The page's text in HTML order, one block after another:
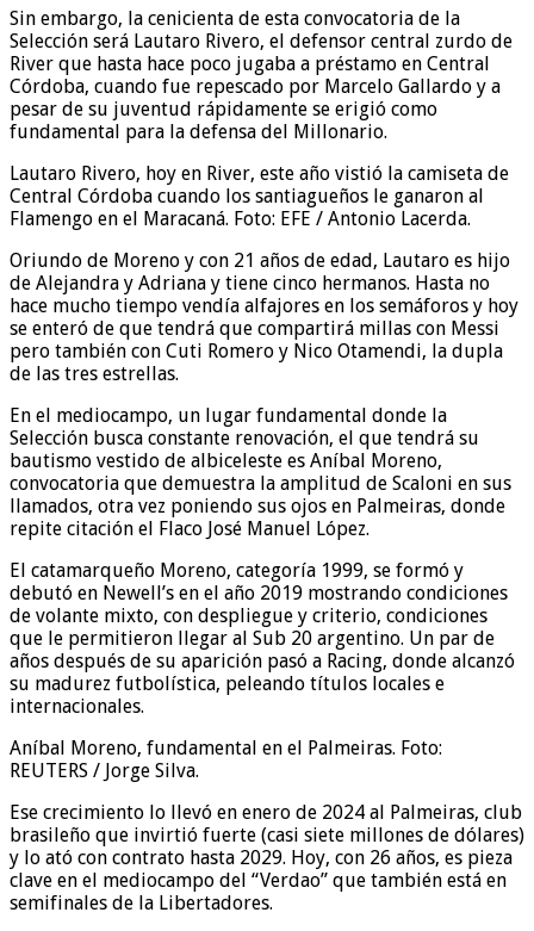
Sin embargo, la cenicienta de esta convocatoria de la
Selección será Lautaro Rivero, el defensor central zurdo de
River que hasta hace poco jugaba a préstamo en Central
Córdoba, cuando fue repescado por Marcelo Gallardo y a
pesar de su juventud rápidamente se erigió como
fundamental para la defensa del Millonario.
Lautaro Rivero, hoy en River, este año vistió la camiseta de
Central Córdoba cuando los santiagueños le ganaron al
Flamengo en el Maracaná. Foto: EFE / Antonio Lacerda.
Oriundo de Moreno y con 21 años de edad, Lautaro es hijo
de Alejandra y Adriana y tiene cinco hermanos. Hasta no
hace mucho tiempo vendía alfajores en los semáforos y hoy
se enteró de que tendrá que compartirá millas con Messi
pero también con Cuti Romero y Nico Otamendi, la dupla
de las tres estrellas.
En el mediocampo, un lugar fundamental donde la
Selección busca constante renovación, el que tendrá su
bautismo vestido de albiceleste es Aníbal Moreno,
convocatoria que demuestra la amplitud de Scaloni en sus
llamados, otra vez poniendo sus ojos en Palmeiras, donde
repite citación el Flaco José Manuel López.
El catamarqueño Moreno, categoría 1999, se formó y
debutó en Newell’s en el año 2019 mostrando condiciones
de volante mixto, con despliegue y criterio, condiciones
que le permitieron llegar al Sub 20 argentino. Un par de
años después de su aparición pasó a Racing, donde alcanzó
su madurez futbolística, peleando títulos locales e
internacionales.
Aníbal Moreno, fundamental en el Palmeiras. Foto:
REUTERS / Jorge Silva.
Ese crecimiento lo llevó en enero de 2024 al Palmeiras, club
brasileño que invirtió fuerte (casi siete millones de dólares)
y lo ató con contrato hasta 2029. Hoy, con 26 años, es pieza
clave en el mediocampo del “Verdao” que también está en
semifinales de la Libertadores.